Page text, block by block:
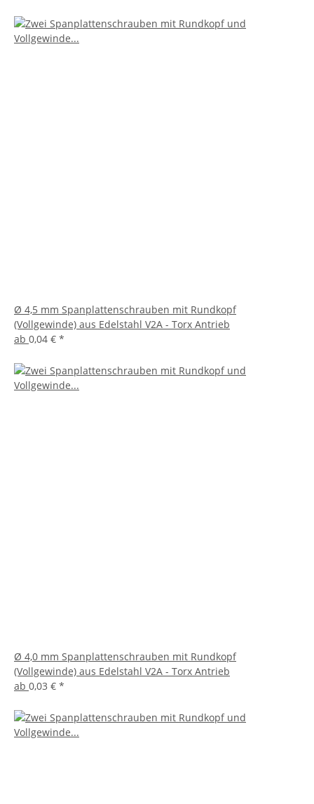
Ø 4,5 mm Spanplattenschrauben mit Rundkopf
(Vollgewinde) aus Edelstahl V2A - Torx Antrieb
ab 0,04 € *
Ø 4,0 mm Spanplattenschrauben mit Rundkopf
(Vollgewinde) aus Edelstahl V2A - Torx Antrieb
ab 0,03 € *